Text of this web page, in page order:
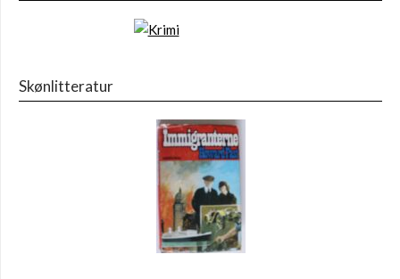
Skønlitteratur